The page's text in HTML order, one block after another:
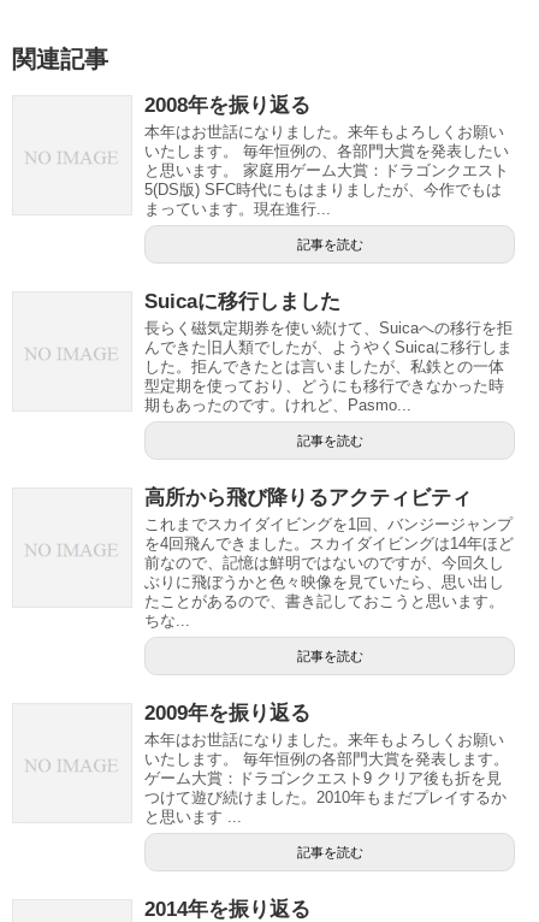
関連記事
2008年を振り返る
本年はお世話になりました。来年もよろしくお願い
いたします。 毎年恒例の、各部門大賞を発表したい
と思います。 家庭用ゲーム大賞：ドラゴンクエスト
5(DS版) SFC時代にもはまりましたが、今作でもは
まっています。現在進行...
記事を読む
Suicaに移行しました
長らく磁気定期券を使い続けて、Suicaへの移行を拒
んできた旧人類でしたが、ようやくSuicaに移行しま
した。拒んできたとは言いましたが、私鉄との一体
型定期を使っており、どうにも移行できなかった時
期もあったのです。けれど、Pasmo...
記事を読む
高所から飛び降りるアクティビティ
これまでスカイダイビングを1回、バンジージャンプ
を4回飛んできました。スカイダイビングは14年ほど
前なので、記憶は鮮明ではないのですが、今回久し
ぶりに飛ぼうかと色々映像を見ていたら、思い出し
たことがあるので、書き記しておこうと思います。
ちな...
記事を読む
2009年を振り返る
本年はお世話になりました。来年もよろしくお願い
いたします。 毎年恒例の各部門大賞を発表します。
ゲーム大賞：ドラゴンクエスト9 クリア後も折を見
つけて遊び続けました。2010年もまだプレイするか
と思います ...
記事を読む
2014年を振り返る